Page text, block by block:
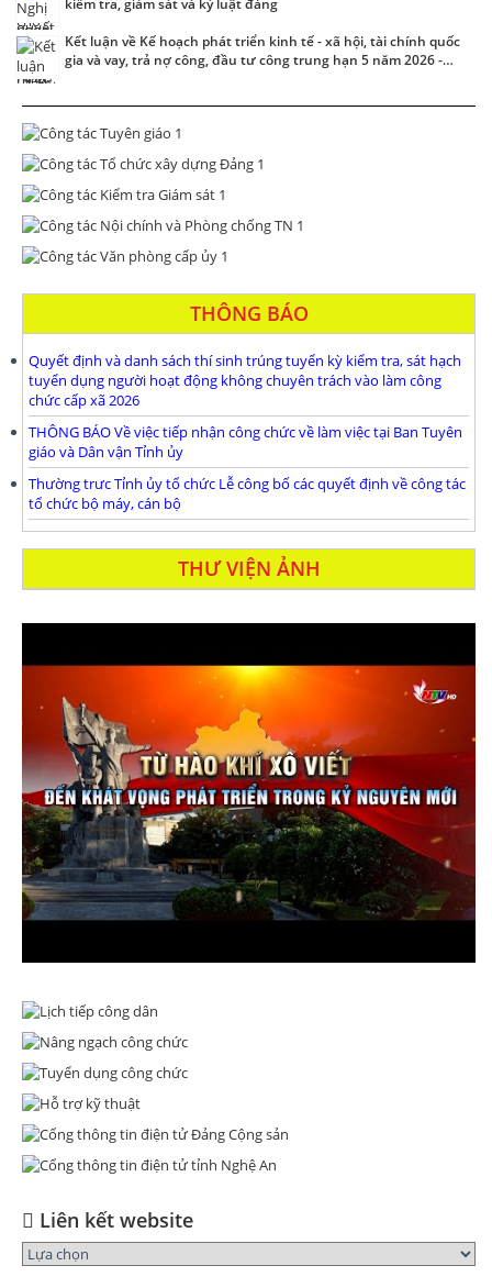
Kết luận về Kế hoạch phát triển kinh tế - xã hội, tài chính quốc
gia và vay, trả nợ công, đầu tư công trung hạn 5 năm 2026 -
THÔNG BÁO
Quyết định và danh sách thí sinh trúng tuyển kỳ kiểm tra, sát hạch
tuyển dụng người hoạt động không chuyên trách vào làm công
chức cấp xã 2026
THÔNG BÁO Về việc tiếp nhận công chức về làm việc tại Ban Tuyên
giáo và Dân vận Tỉnh ủy
Thường trưc Tỉnh ủy tổ chức Lễ công bố các quyết định về công tác
tổ chức bộ máy, cán bộ
THƯ VIỆN ẢNH
Liên kết website